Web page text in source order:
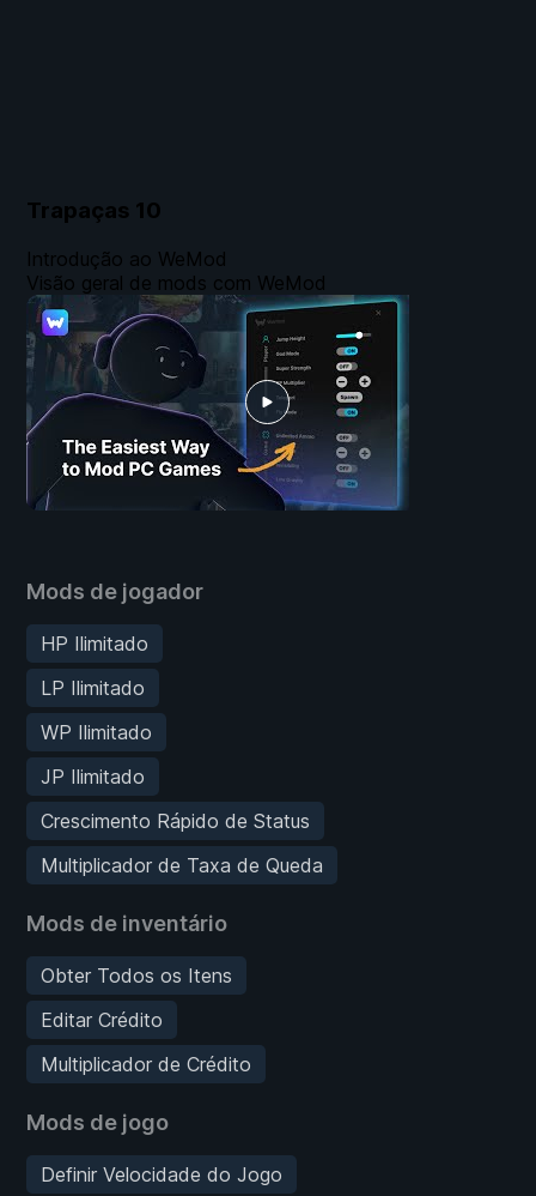
Trapaças 10
Mods de jogador
HP Ilimitado
LP Ilimitado
WP Ilimitado
JP Ilimitado
Crescimento Rápido de Status
Multiplicador de Taxa de Queda
Mods de inventário
Obter Todos os Itens
Editar Crédito
Multiplicador de Crédito
Mods de jogo
Definir Velocidade do Jogo
Introdução ao WeMod
Visão geral de mods com WeMod